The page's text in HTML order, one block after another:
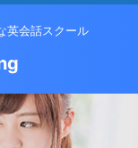
英会話スクール